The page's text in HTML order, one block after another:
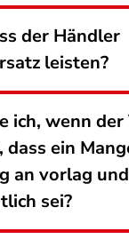
der Händler
leisten?
ich, wenn
dass ein
an vorlag
sei?